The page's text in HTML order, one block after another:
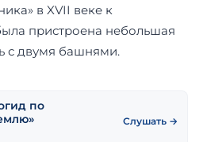
в XVII веке к
пристроена небольшая
с двумя башнями.
по
Слушать →